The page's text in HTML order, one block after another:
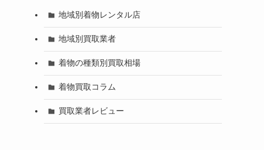
地域別着物レンタル店
地域別買取業者
着物の種類別買取相場
着物買取コラム
買取業者レビュー